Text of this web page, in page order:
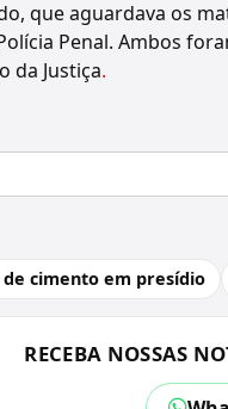
que aguardava os
Penal. Ambos
da Justiça.
cimento em presídio
RECEBA NOSSAS